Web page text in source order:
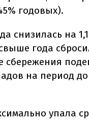
годовых).
снизилась на
года
сбережения
на период
упала